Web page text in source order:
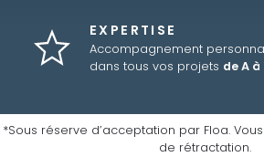
EXPERTISE
Accompagnement
dans tous vos projets de A à
*Sous réserve d’acceptation par Floa.
de rétractation.